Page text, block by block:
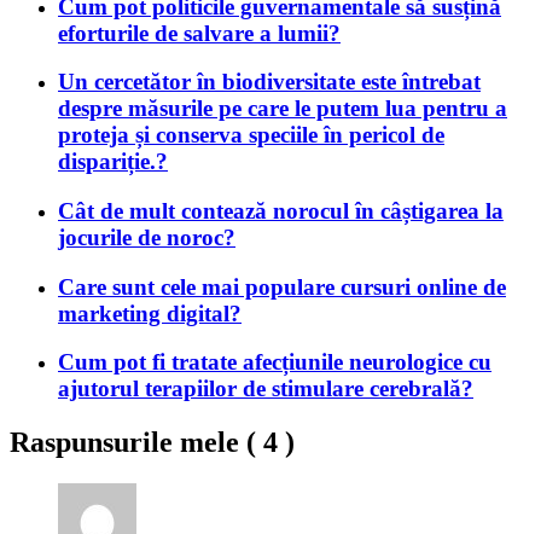
Cum pot politicile guvernamentale să susțină
eforturile de salvare a lumii?
Un cercetător în biodiversitate este întrebat
despre măsurile pe care le putem lua pentru a
proteja și conserva speciile în pericol de
dispariție.?
Cât de mult contează norocul în câștigarea la
jocurile de noroc?
Care sunt cele mai populare cursuri online de
marketing digital?
Cum pot fi tratate afecțiunile neurologice cu
ajutorul terapiilor de stimulare cerebrală?
Raspunsurile mele ( 4 )